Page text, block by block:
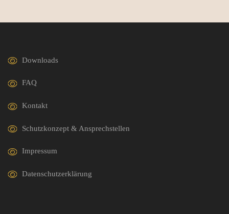
Downloads
FAQ
Kontakt
Schutzkonzept & Ansprechstellen
Impressum
Datenschutzerklärung